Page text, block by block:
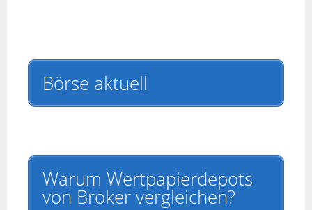
Börse aktuell
Warum Wertpapierdepots
von Broker vergleichen?